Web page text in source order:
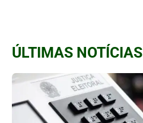
ÚLTIMAS NOTÍCIAS